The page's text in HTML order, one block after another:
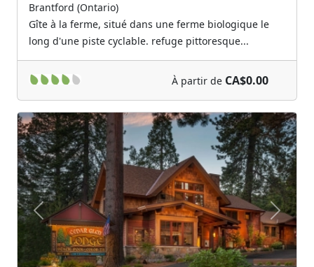
Brantford (Ontario)
Gîte à la ferme, situé dans une ferme biologique le
long d'une piste cyclable. refuge pittoresque...
À partir de CA$0.00
Previous Next